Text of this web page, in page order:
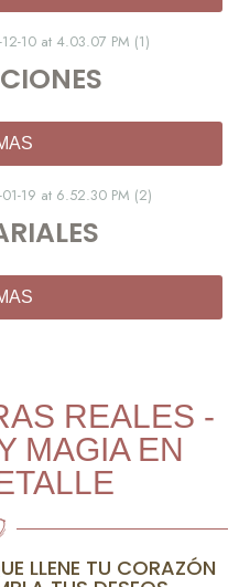
REALES -
MAGIA EN
LLENE TU CORAZÓN